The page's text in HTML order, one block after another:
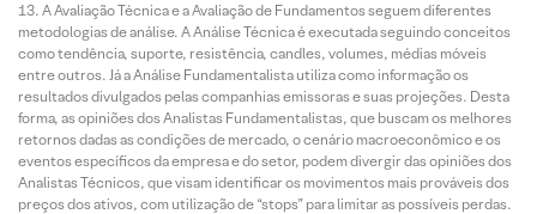
A Avaliação Técnica e a Avaliação de Fundamentos seguem diferentes
metodologias de análise. A Análise Técnica é executada seguindo conceitos
como tendência, suporte, resistência, candles, volumes, médias móveis
entre outros. Já a Análise Fundamentalista utiliza como informação os
resultados divulgados pelas companhias emissoras e suas projeções. Desta
forma, as opiniões dos Analistas Fundamentalistas, que buscam os melhores
retornos dadas as condições de mercado, o cenário macroeconômico e os
eventos específicos da empresa e do setor, podem divergir das opiniões dos
Analistas Técnicos, que visam identificar os movimentos mais prováveis dos
preços dos ativos, com utilização de “stops” para limitar as possíveis perdas.